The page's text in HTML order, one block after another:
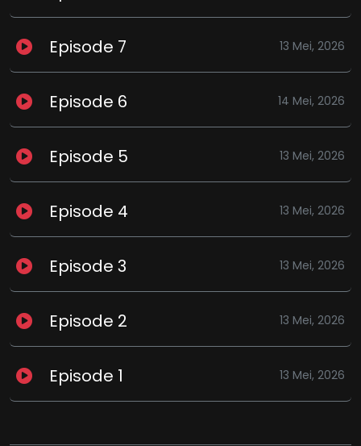
Episode 7 13 Mei, 2026
Episode 6 14 Mei, 2026
Episode 5 13 Mei, 2026
Episode 4 13 Mei, 2026
Episode 3 13 Mei, 2026
Episode 2 13 Mei, 2026
Episode 1 13 Mei, 2026